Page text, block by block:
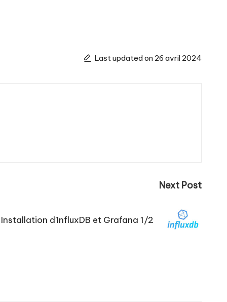
Last updated on 26 avril 2024
Next Post
Installation d’InfluxDB et Grafana 1/2